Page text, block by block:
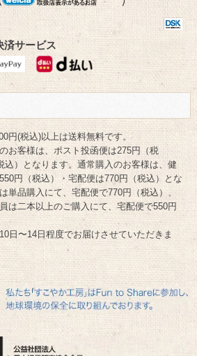
済サービス
円(税込)以上は送料無料です。
お客様は、ポスト投函便は275円（税
込）となります。通常購入のお客様は、健
円（税込）・宅配便は770円（税込）とな
単品購入にて、宅配便で770円（税込）、
は二本以上のご購入にて、宅配便で550円
日〜14日程度でお届けさせていただきま